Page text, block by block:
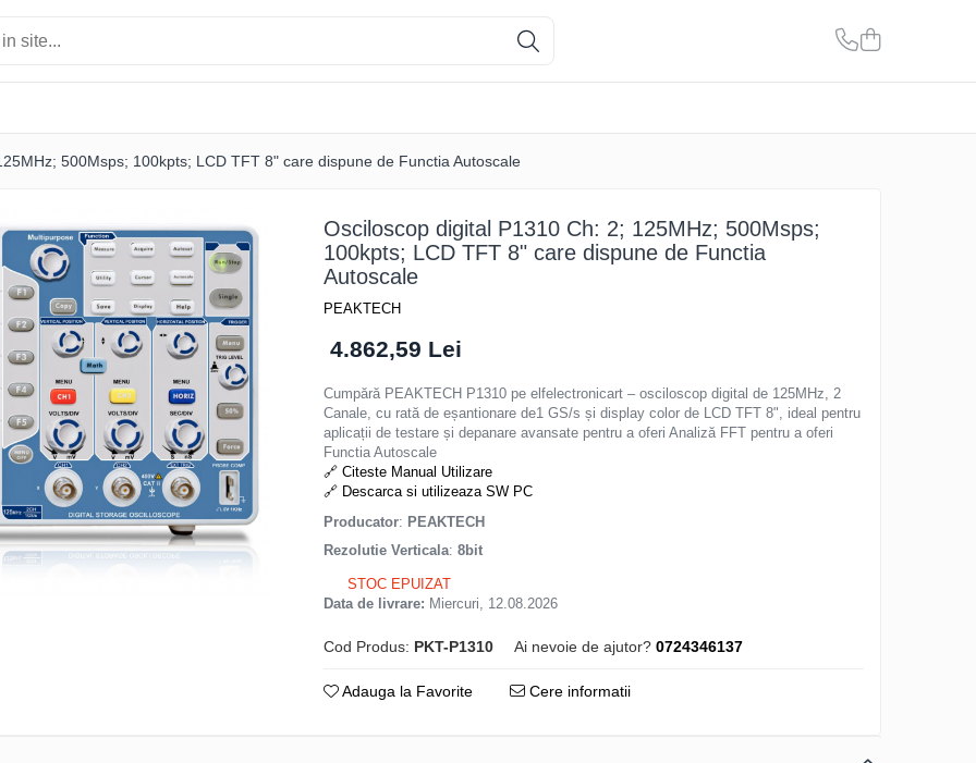
500Msps; 100kpts; LCD TFT 8" care dispune de Functia Autoscale
Osciloscop digital P1310 Ch: 2; 125MHz; 500Msps;
100kpts; LCD TFT 8" care dispune de Functia
Autoscale
PEAKTECH
4.862,59 Lei
Cumpără PEAKTECH P1310 pe elfelectronicart – osciloscop digital de 125MHz, 2
Canale, cu rată de eșantionare de1 GS/s și display color de LCD TFT 8", ideal pentru
aplicații de testare și depanare avansate pentru a oferi Analiză FFT pentru a oferi
Functia Autoscale
🔗 Citeste Manual Utilizare
🔗 Descarca si utilizeaza SW PC
Producator: PEAKTECH
Rezolutie Verticala:8bit
STOC EPUIZAT
Data de livrare: Miercuri, 12.08.2026
Cod Produs: PKT-P1310 Ai nevoie de ajutor? 0724346137
Adauga la Favorite Cere informatii